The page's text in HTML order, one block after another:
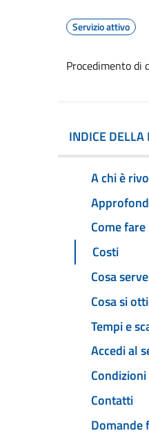
Servizio attivo
Procedimento di
INDICE DELLA
A chi è
Come fare
Costi
Cosa serve
Cosa si
Tempi e
Accedi al
Contatti
Domande